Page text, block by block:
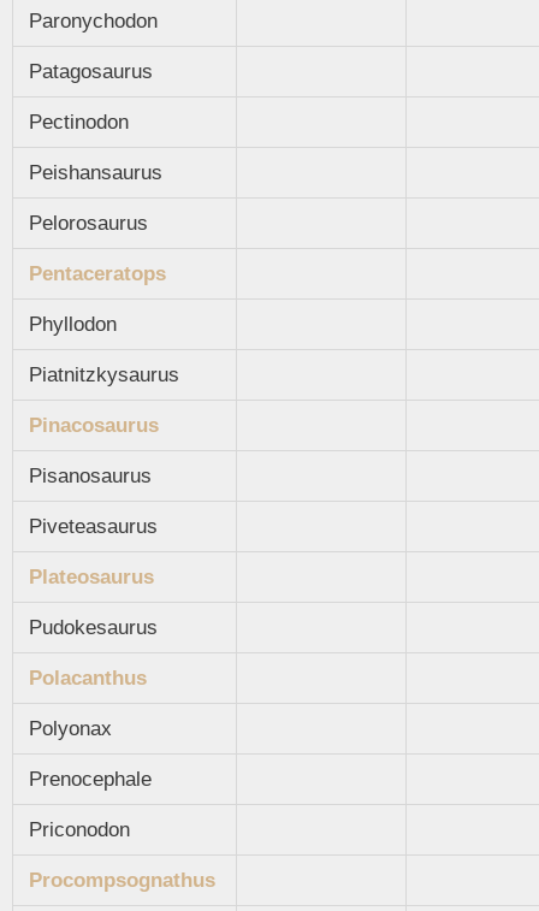
Paronychodon
Patagosaurus
Pectinodon
Peishansaurus
Pelorosaurus
Pentaceratops
Phyllodon
Piatnitzkysaurus
Pinacosaurus
Pisanosaurus
Piveteasaurus
Plateosaurus
Pudokesaurus
Polacanthus
Polyonax
Prenocephale
Priconodon
Procompsognathus